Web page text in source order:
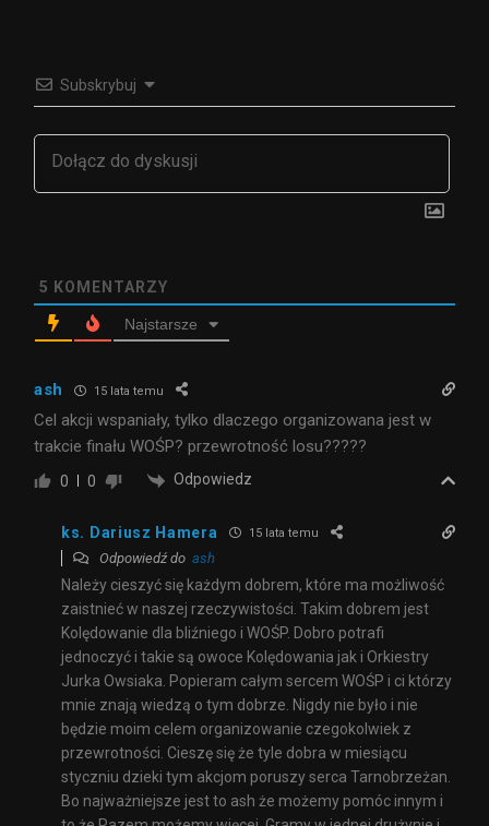
Subskrybuj
5 KOMENTARZY
Najstarsze
ash 15 lata temu
Cel akcji wspaniały, tylko dlaczego organizowana jest w
trakcie finału WOŚP? przewrotność losu?????
0 0 Odpowiedz
ks. Dariusz Hamera 15 lata temu
Odpowiedź do ash
Należy cieszyć się każdym dobrem, które ma możliwość
zaistnieć w naszej rzeczywistości. Takim dobrem jest
Kolędowanie dla bliźniego i WOŚP. Dobro potrafi
jednoczyć i takie są owoce Kolędowania jak i Orkiestry
Jurka Owsiaka. Popieram całym sercem WOŚP i ci którzy
mnie znają wiedzą o tym dobrze. Nigdy nie było i nie
będzie moim celem organizowanie czegokolwiek z
przewrotności. Cieszę się że tyle dobra w miesiącu
styczniu dzieki tym akcjom poruszy serca Tarnobrzeżan.
Bo najważniejsze jest to ash że możemy pomóc innym i